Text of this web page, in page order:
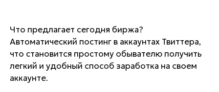
Что предлагает сегодня биржа?
Автоматический постинг в аккаунтах Твиттера,
что становится простому обывателю получить
легкий и удобный способ заработка на своем
аккаунте.